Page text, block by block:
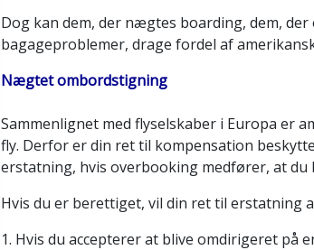
Dog kan dem, der nægtes boarding, dem,
bagageproblemer, drage fordel af
Nægtet ombordstigning
Sammenlignet med flyselskaber i Europa er
fly. Derfor er din ret til kompensation
erstatning, hvis overbooking medfører, at
Hvis du er berettiget, vil din ret til erstatning
1. Hvis du accepterer at blive omdirigeret på